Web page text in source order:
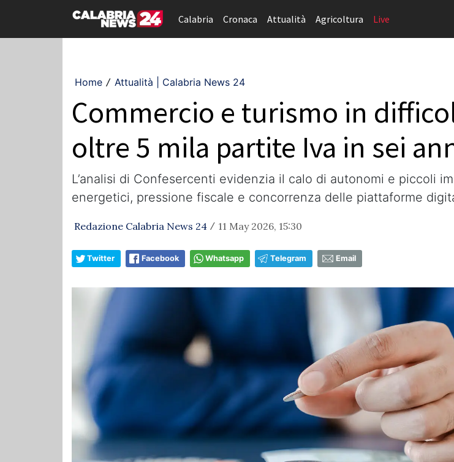
Calabria Cronaca Attualità Agricoltura Live
Home / Attualità | Calabria News 24
Commercio e turismo in
oltre 5 mila partite Iva in sei
L’analisi di Confesercenti evidenzia il calo di autonomi e piccoli
energetici, pressione fiscale e concorrenza delle piattaforme
Redazione Calabria News 24 / 11 May 2026, 15:30
Twitter Facebook Whatsapp Telegram Email